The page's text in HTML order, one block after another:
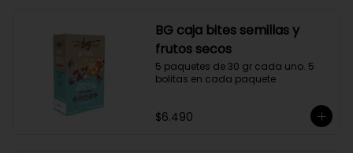
BG caja bites semillas y
frutos secos
5 paquetes de 30 gr cada uno. 5
bolitas en cada paquete
$6.490